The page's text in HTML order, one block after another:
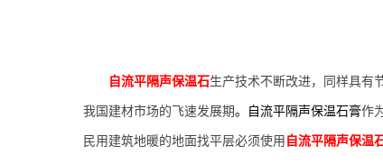
自流平隔声保温石生产技术不断改进，同样具有
我国建材市场的飞速发展期。 自流平隔声保温石膏作
民用建筑地暖的地面找平层必须使用 自流平隔声保温